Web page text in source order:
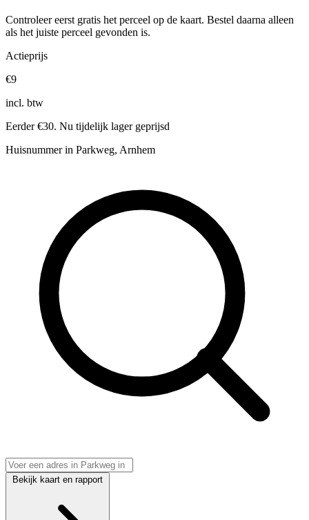
Controleer eerst gratis het perceel op de kaart. Bestel daarna alleen
als het juiste perceel gevonden is.
Actieprijs
€9
incl. btw
Eerder €30. Nu tijdelijk lager geprijsd
Huisnummer in Parkweg, Arnhem
Bekijk kaart en rapport